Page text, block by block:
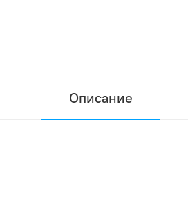
Описание